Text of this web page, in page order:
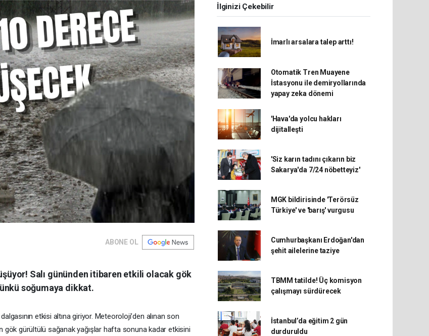
ABONE OL
Salı gününden itibaren etkili olacak gök
soğumaya dikkat.
etkisi altına giriyor. Meteoroloji’den alınan son
gök gürültülü sağanak yağışlar hafta sonuna kadar etkisini
İlginizi Çekebilir
İmarlı arsalara talep arttı!
Otomatik Tren Muayene
İstasyonu ile demiryollarında
yapay zeka dönemi
'Hava'da yolcu hakları
dijitalleşti
'Siz karın tadını çıkarın biz
Sakarya'da 7/24 nöbetteyiz'
MGK bildirisinde 'Terörsüz
Türkiye' ve 'barış' vurgusu
Cumhurbaşkanı Erdoğan'dan
şehit ailelerine taziye
TBMM tatilde! Üç komisyon
çalışmayı sürdürecek
İstanbul’da eğitim 2 gün
durduruldu